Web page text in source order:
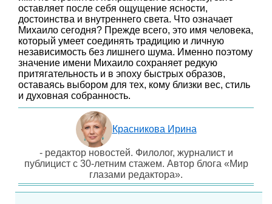
оставляет после себя ощущение ясности,
достоинства и внутреннего света. Что означает
Михаило сегодня? Прежде всего, это имя человека,
который умеет соединять традицию и личную
независимость без лишнего шума. Именно поэтому
значение имени Михаило сохраняет редкую
притягательность и в эпоху быстрых образов,
оставаясь выбором для тех, кому близки вес, стиль
и духовная собранность.
Красникова Ирина
- редактор новостей. Филолог, журналист и
публицист с 30-летним стажем. Автор блога «Мир
глазами редактора».